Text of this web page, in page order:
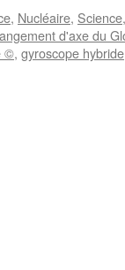
, Nucléaire, Science,
d'axe du
©, gyroscope hybride